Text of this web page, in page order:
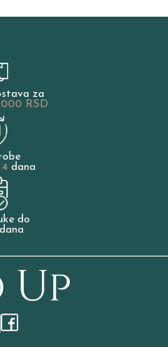
za
RSD
dana
do